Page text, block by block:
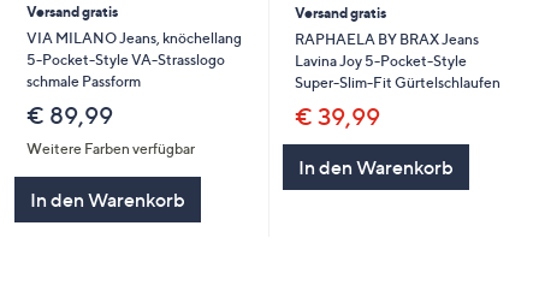
Versand gratis
VIA MILANO Jeans, knöchellang
5-Pocket-Style VA-Strasslogo
schmale Passform
€ 89,99
Weitere Farben verfügbar
In den Warenkorb
Versand gratis
RAPHAELA BY BRAX Jeans
Lavina Joy 5-Pocket-Style
Super-Slim-Fit Gürtelschlaufen
€ 39,99
In den Warenkorb